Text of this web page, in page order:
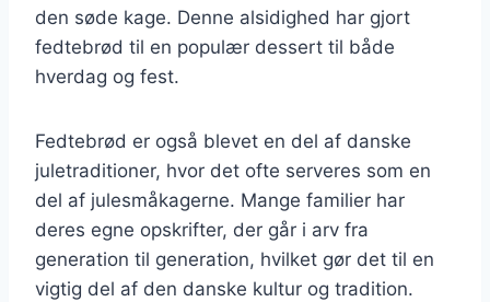
den søde kage. Denne alsidighed har gjort
fedtebrød til en populær dessert til både
hverdag og fest.
Fedtebrød er også blevet en del af danske
juletraditioner, hvor det ofte serveres som en
del af julesmåkagerne. Mange familier har
deres egne opskrifter, der går i arv fra
generation til generation, hvilket gør det til en
vigtig del af den danske kultur og tradition.